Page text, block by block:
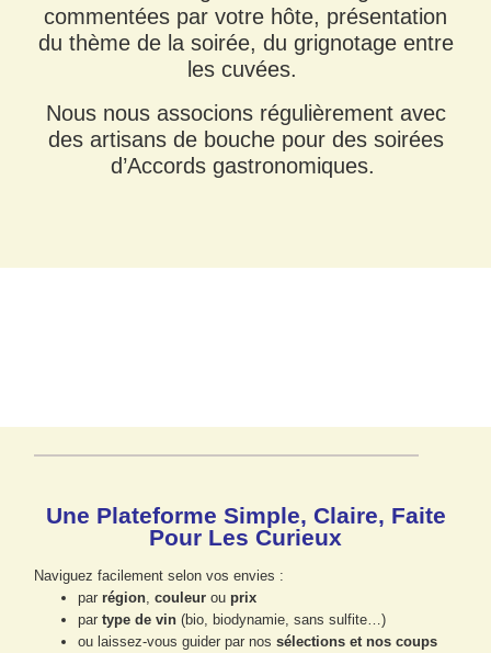
commentées par votre hôte, présentation
du thème de la soirée, du grignotage entre
les cuvées.
Nous nous associons régulièrement avec
des artisans de bouche pour des soirées
d’Accords gastronomiques.
Une Plateforme Simple, Claire, Faite
Pour Les Curieux
Naviguez facilement selon vos envies :
par région, couleur ou prix
par type de vin (bio, biodynamie, sans sulfite…)
ou laissez-vous guider par nos sélections et nos coups